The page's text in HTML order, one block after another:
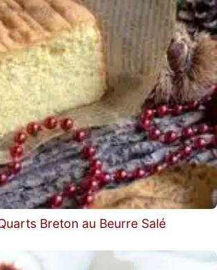
Breton au Beurre Salé